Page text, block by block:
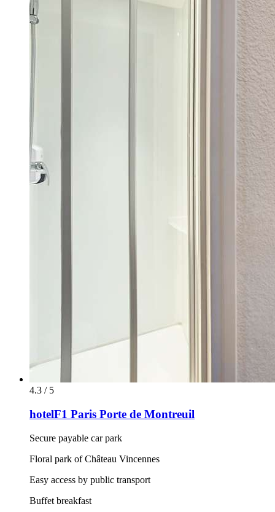
4.3 / 5
hotelF1 Paris Porte de Montreuil
Secure payable car park
Floral park of Château Vincennes
Easy access by public transport
Buffet breakfast